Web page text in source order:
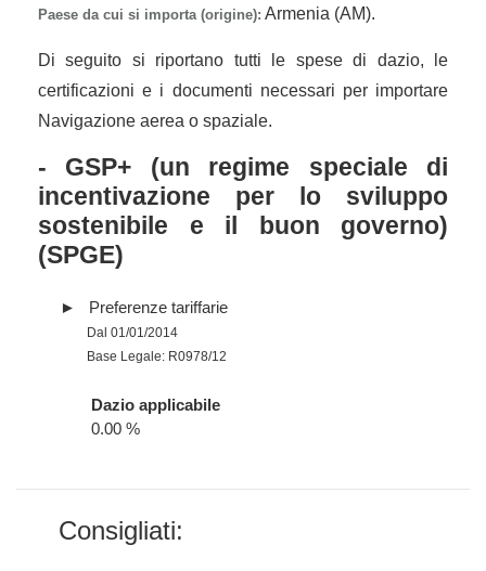
Paese da cui si importa (origine): Armenia (AM).
Di seguito si riportano tutti le spese di dazio, le
certificazioni e i documenti necessari per importare
Navigazione aerea o spaziale.
- GSP+ (un regime speciale di
incentivazione per lo sviluppo
sostenibile e il buon governo)
(SPGE)
Preferenze tariffarie
Dal 01/01/2014
Base Legale: R0978/12
Dazio applicabile
0.00 %
Consigliati: